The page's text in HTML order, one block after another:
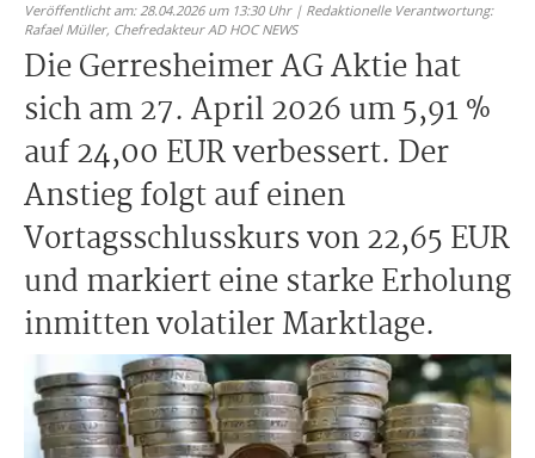
Veröffentlicht am: 28.04.2026 um 13:30 Uhr | Redaktionelle Verantwortung:
Rafael Müller, Chefredakteur AD HOC NEWS
Die Gerresheimer AG Aktie hat
sich am 27. April 2026 um 5,91 %
auf 24,00 EUR verbessert. Der
Anstieg folgt auf einen
Vortagsschlusskurs von 22,65 EUR
und markiert eine starke Erholung
inmitten volatiler Marktlage.